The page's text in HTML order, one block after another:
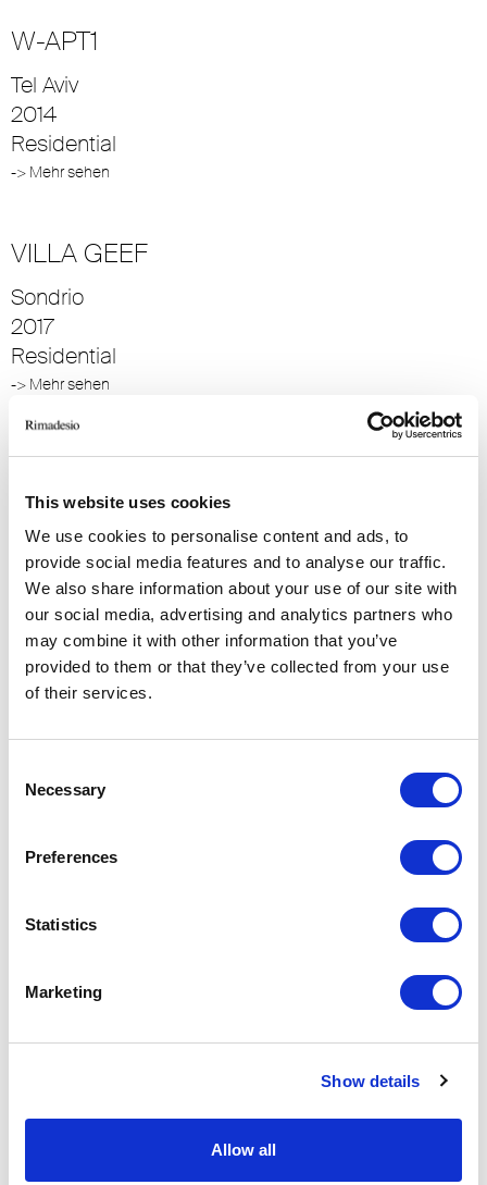
This website uses cookies
We use cookies to personalise content and ads, to
provide social media features and to analyse our traffic.
We also share information about your use of our site with
our social media, advertising and analytics partners who
may combine it with other information that you’ve
provided to them or that they’ve collected from your use
of their services.
Selection
Necessary
Preferences
Statistics
Marketing
Show details
Allow all
W-APT1
Tel Aviv
2014
Residential
-> Mehr sehen
VILLA GEEF
Sondrio
2017
Residential
-> Mehr sehen
ROYAL PAVILION
Shanghai
2018
Residential
-> Mehr sehen
PRIVATRESIDENZ
Residential
Peking
Residential
2015